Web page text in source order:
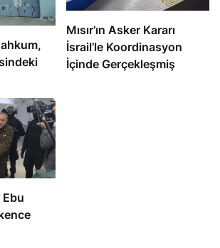
Mısır’ın Asker Kararı
İsrail’le Koordinasyon
İçinde Gerçekleşmiş
Ebu